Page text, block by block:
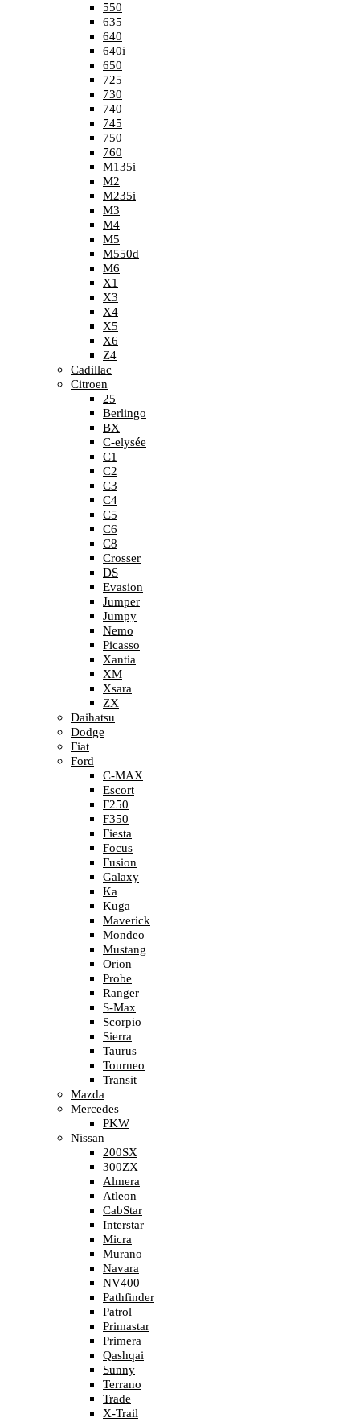
550
635
640
640i
650
725
730
740
745
750
760
M135i
M2
M235i
M3
M4
M5
M550d
M6
X1
X3
X4
X5
X6
Z4
Cadillac
Citroen
25
Berlingo
BX
C-elysée
C1
C2
C3
C4
C5
C6
C8
Crosser
DS
Evasion
Jumper
Jumpy
Nemo
Picasso
Xantia
XM
Xsara
ZX
Daihatsu
Dodge
Fiat
Ford
C-MAX
Escort
F250
F350
Fiesta
Focus
Fusion
Galaxy
Ka
Kuga
Maverick
Mondeo
Mustang
Orion
Probe
Ranger
S-Max
Scorpio
Sierra
Taurus
Tourneo
Transit
Mazda
Mercedes
PKW
Nissan
200SX
300ZX
Almera
Atleon
CabStar
Interstar
Micra
Murano
Navara
NV400
Pathfinder
Patrol
Primastar
Primera
Qashqai
Sunny
Terrano
Trade
X-Trail